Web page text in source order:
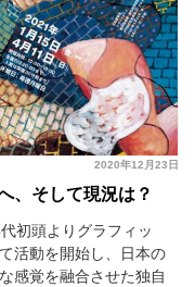
2020年12月23日
、そして現況は？
初頭よりグラフィッ
活動を開始し、日本の
感覚を融合させた独自